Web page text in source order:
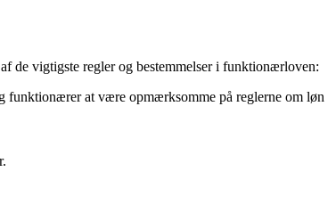
de vigtigste regler og bestemmelser i funktionærloven:
funktionærer at være opmærksomme på reglerne om løn